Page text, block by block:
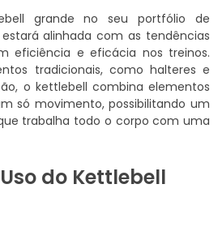
grande no seu portfólio de
alinhada com as tendências
eficiência e eficácia nos treinos.
tradicionais, como halteres e
o kettlebell combina elementos
só movimento, possibilitando um
trabalha todo o corpo com uma
do Kettlebell